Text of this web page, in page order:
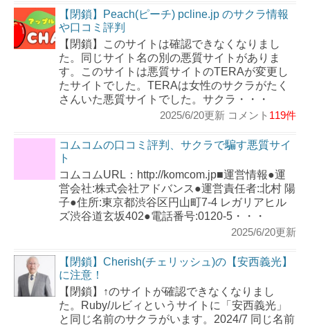
【閉鎖】Peach(ピーチ) pcline.jp のサクラ情報
や口コミ評判
【閉鎖】このサイトは確認できなくなりまし
た。同じサイト名の別の悪質サイトがありま
す。このサイトは悪質サイトのTERAが変更し
たサイトでした。TERAは女性のサクラがたく
さんいた悪質サイトでした。サクラ・・・
2025/6/20更新 コメント 119件
コムコムの口コミ評判、サクラで騙す悪質サイ
ト
コムコムURL：http://komcom.jp■運営情報●運
営会社:株式会社アドバンス●運営責任者:北村 陽
子●住所:東京都渋谷区円山町7-4 レガリアヒル
ズ渋谷道玄坂402●電話番号:0120-5・・・
2025/6/20更新
【閉鎖】Cherish(チェリッシュ)の【安西義光】
に注意！
【閉鎖】↑のサイトが確認できなくなりまし
た。Ruby/ルビィというサイトに「安西義光」
と同じ名前のサクラがいます。2024/7 同じ名前